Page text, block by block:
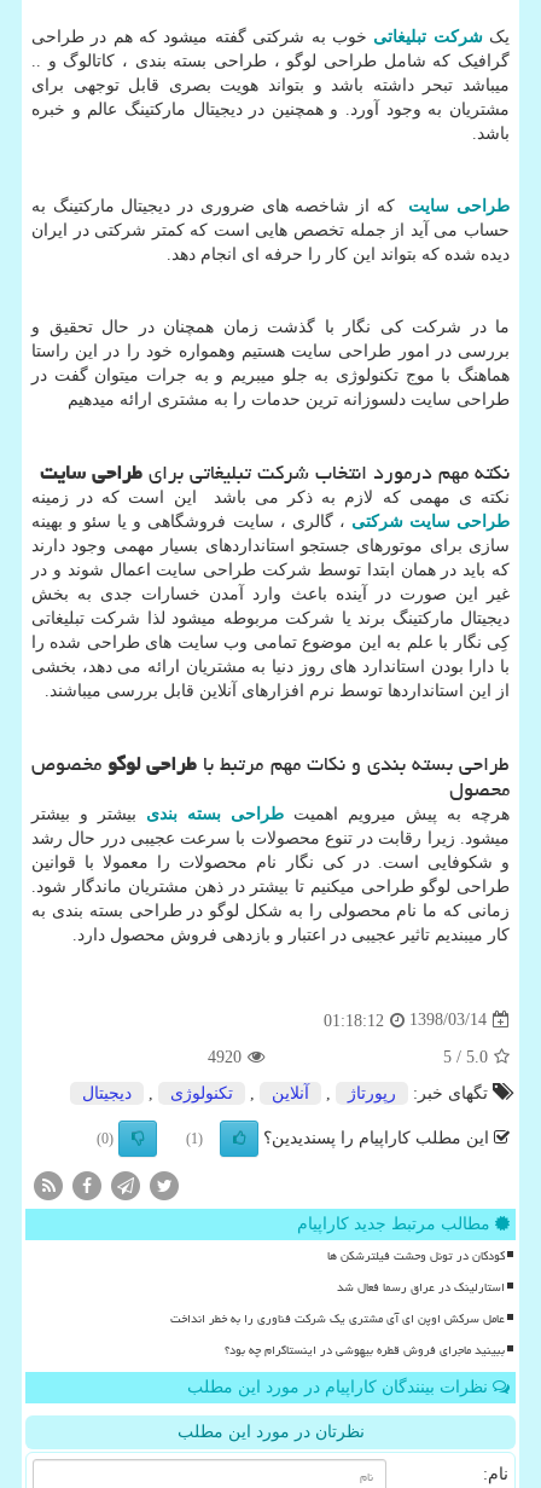
یکشرکت تبلیغاتی خوب به شرکتی گفته میشود که هم در طراحی
گرافیک که شامل طراحی لوگو ، طراحی بسته بندی ، کاتالوگ و ..
میباشد تبحر داشته باشد و بتواند هویت بصری قابل توجهی برای
مشتریان به وجود آورد. و همچنین در دیجیتال مارکتینگ عالم و خبره
باشد.
طراحی سایت که از شاخصه های ضروری در دیجیتال مارکتینگ به
حساب می آید از جمله تخصص هایی است که کمتر شرکتی در ایران
دیده شده که بتواند این کار را حرفه ای انجام دهد.
ما در شرکت کی نگار با گذشت زمان همچنان در حال تحقیق و
بررسی در امور طراحی سایت هستیم وهمواره خود را در این راستا
هماهنگ با موج تکنولوژی به جلو میبریم و به جرات میتوان گفت در
طراحی سایت دلسوزانه ترین حدمات را به مشتری ارائه میدهیم
نکته مهم درمورد انتخاب شرکت تبلیغاتی برایطراحی سایت
نکته ی مهمی که لازم به ذکر می باشد این است که در زمینه
طراحی سایت شرکتی ، گالری ، سایت فروشگاهی و یا سئو و بهینه
سازی برای موتورهای جستجو استانداردهای بسیار مهمی وجود دارند
که باید در همان ابتدا توسط شرکت طراحی سایت اعمال شوند و در
غیر این صورت در آینده باعث وارد آمدن خسارات جدی به بخش
دیجیتال مارکتینگ برند یا شرکت مربوطه میشود لذا شرکت تبلیغاتی
کِی نگار با علم به این موضوع تمامی وب سایت های طراحی شده را
با دارا بودن استاندارد های روز دنیا به مشتریان ارائه می دهد، بخشی
از این استانداردها توسط نرم افزارهای آنلاین قابل بررسی میباشند.
طراحی بسته بندی و نکات مهم مرتبط باطراحی لوگومخصوص
محصول
هرچه به پیش میرویم اهمیت طراحی بسته بندی بیشتر و بیشتر
میشود. زیرا رقابت در تنوع محصولات با سرعت عجیبی درر حال رشد
و شکوفایی است. در کی نگار نام محصولات را معمولا با قوانین
طراحی لوگو طراحی میکنیم تا بیشتر در ذهن مشتریان ماندگار شود.
زمانی که ما نام محصولی را به شکل لوگو در طراحی بسته بندی به
کار میبندیم تاثیر عجیبی در اعتبار و بازدهی فروش محصول دارد.
1398/03/14
01:18:12
5.0
/ 5
4920
تگهای خبر:
رپورتاژ آنلاین تكنولوژی دیجیتال
این مطلب کاراپیام را پسندیدین؟ (1)
(0)
مطالب مرتبط جدید کاراپیام
کودکان در تونل وحشت فیلترشکن ها
استارلینک در عراق رسما فعال شد
عامل سرکش اوپن ای آی مشتری یک شرکت فناوری را به خطر انداخت
ببینید ماجرای فروش قطره بیهوشی در اینستاگرام چه بود؟
نظرات بینندگان کاراپیام در مورد این مطلب
نظرتان در مورد این مطلب
نام: